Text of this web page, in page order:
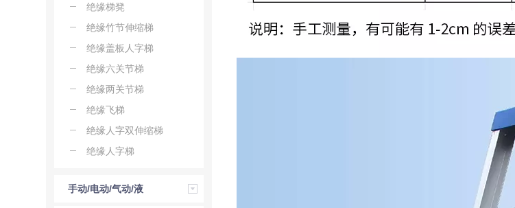
绝缘梯凳
绝缘竹节伸缩梯
绝缘盖板人字梯
绝缘六关节梯
绝缘两关节梯
绝缘飞梯
绝缘人字双伸缩梯
绝缘人字梯
手动/电动/气动/液